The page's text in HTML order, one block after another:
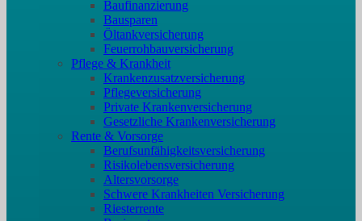
Baufinanzierung
Bausparen
Öltankversicherung
Feuerrohbauversicherung
Pflege & Krankheit
Krankenzusatzversicherung
Pflegeversicherung
Private Krankenversicherung
Gesetzliche Krankenversicherung
Rente & Vorsorge
Berufs­unfähigkeitsversicherung
Risikolebensversicherung
Altersvorsorge
Schwere Krankheiten Versicherung
Riesterrente